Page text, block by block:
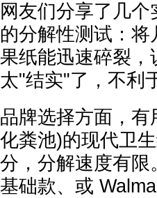
网友们分享了几
的分解性测试：
果纸能迅速碎裂
太"结实"了，不利
品牌选择方面，
化粪池)的现代卫
分，分解速度有
基础款、或